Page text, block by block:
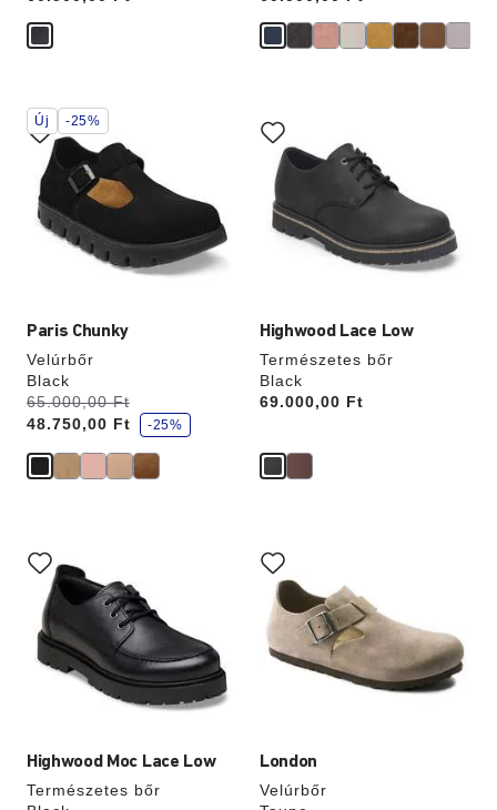
Paris Chunky
Velúrbőr
Black
Volt:
65.000,00 Ft
most
48.750,00 Ft
k
e
d
e
m
-25%
A
színpalettával
való
interakció
frissíti
termékképet
Új -25%
Highwood Lace Low
Természetes bőr
Black
Price:
69.000,00 Ft
színpalettával
való
interakció
frissíti
termékképet
Highwood Moc Lace Low
Természetes bőr
színpalettával
való
interakció
frissíti
termékképet
London
Velúrbőr
színpalettával
való
interakció
frissíti
termékképet